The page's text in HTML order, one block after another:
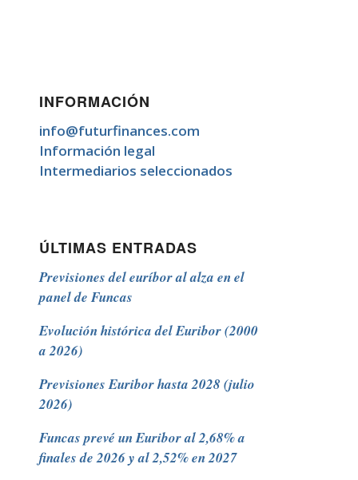
INFORMACIÓN
info@futurfinances.com
Información legal
Intermediarios seleccionados
ÚLTIMAS ENTRADAS
Previsiones del euríbor al alza en el
panel de Funcas
Evolución histórica del Euribor (2000
a 2026)
Previsiones Euribor hasta 2028 (julio
2026)
Funcas prevé un Euribor al 2,68% a
finales de 2026 y al 2,52% en 2027